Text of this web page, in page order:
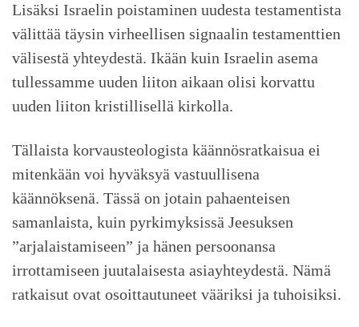
Lisäksi Israelin poistaminen uudesta testamentista
välittää täysin virheellisen signaalin testamenttien
välisestä yhteydestä. Ikään kuin Israelin asema
tullessamme uuden liiton aikaan olisi korvattu
uuden liiton kristillisellä kirkolla.
Tällaista korvausteologista käännösratkaisua ei
mitenkään voi hyväksyä vastuullisena
käännöksenä. Tässä on jotain pahaenteisen
samanlaista, kuin pyrkimyksissä Jeesuksen
”arjalaistamiseen” ja hänen persoonansa
irrottamiseen juutalaisesta asiayhteydestä. Nämä
ratkaisut ovat osoittautuneet vääriksi ja tuhoisiksi.